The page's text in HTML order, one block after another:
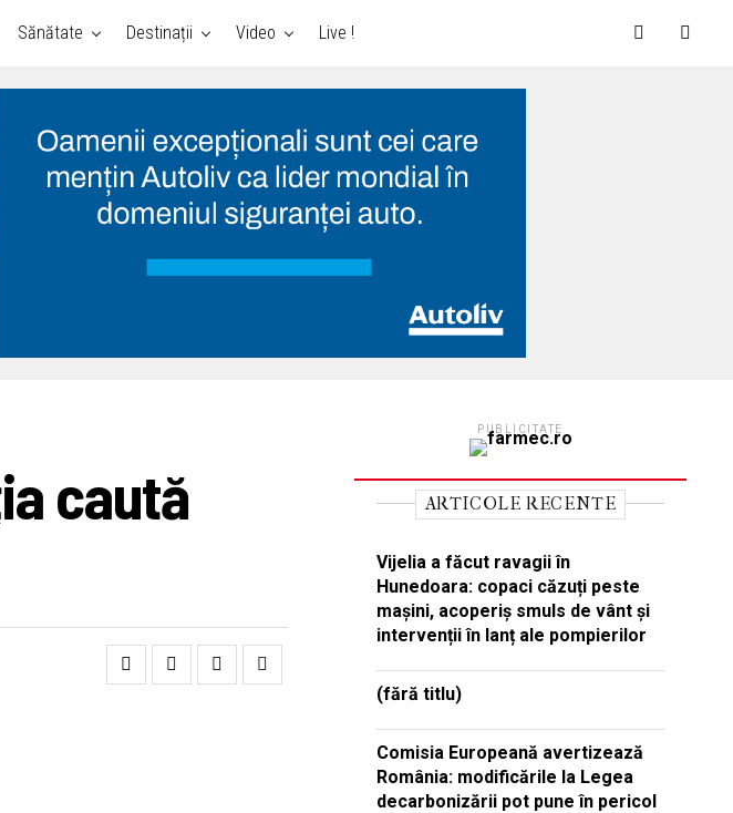
Sănătate Destinații Video Live !
caută
PUBLICITATE
ARTICOLE RECENTE
Vijelia a făcut ravagii în
Hunedoara: copaci căzuți peste
mașini, acoperiș smuls de vânt și
intervenții în lanț ale pompierilor
(fără titlu)
Comisia Europeană avertizează
România: modificările la Legea
decarbonizării pot pune în pericol